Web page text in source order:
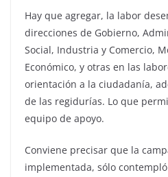
Hay que agregar, la labor
direcciones de Gobierno,
Social, Industria y Comercio,
Económico, y otras en las
orientación a la ciudadanía,
de las regidurías. Lo que
equipo de apoyo.
Conviene precisar que la
implementada, sólo